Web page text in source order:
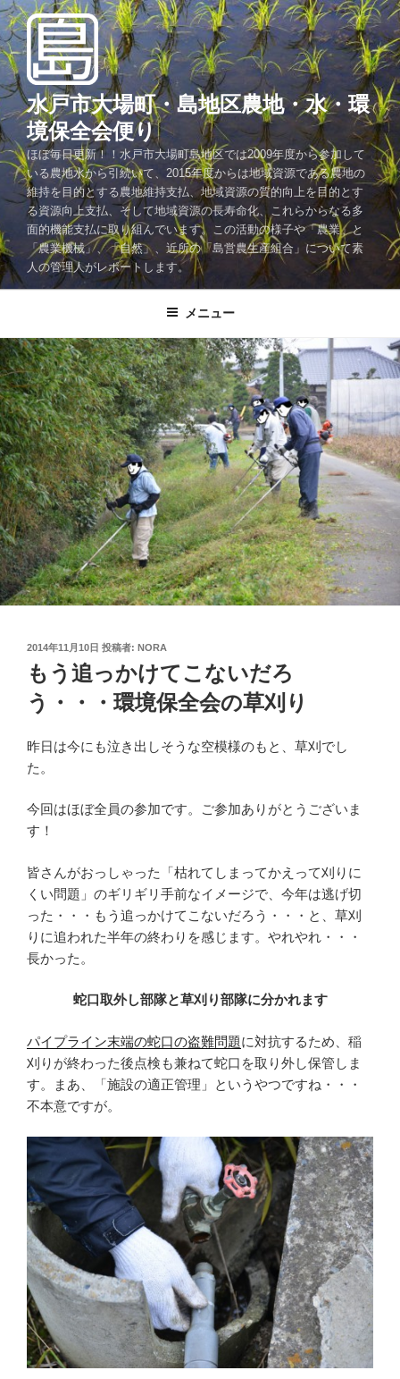
コ
ン
テ
ン
ツ
へ
ス
キ
プ
水戸市大場町・島地区農地・水・環
境保全会便り
ほぼ毎日更新！！水戸市大場町島地区では2009年度から参加して
いる農地水から引続いて、2015年度からは地域資源である農地の
維持を目的とする農地維持支払、地域資源の質的向上を目的とす
る資源向上支払、そして地域資源の長寿命化、これらからなる多
面的機能支払に取り組んでいます。この活動の様子や「農業」と
「農業機械」、「自然」、近所の「島営農生産組合」について素
人の管理人がレポートします。
メニュー
投
稿
日:
2014年11月10日 投稿者: NORA
もう追っかけてこないだろ
う・・・環境保全会の草刈り
昨日は今にも泣き出しそうな空模様のもと、草刈でし
た。
今回はほぼ全員の参加です。ご参加ありがとうございま
す！
皆さんがおっしゃった「枯れてしまってかえって刈りに
くい問題」のギリギリ手前なイメージで、今年は逃げ切
った・・・もう追っかけてこないだろう・・・と、草刈
りに追われた半年の終わりを感じます。やれやれ・・・
長かった。
蛇口取外し部隊と草刈り部隊に分かれます
パイプライン末端の蛇口の盗難問題に対抗するため、稲
刈りが終わった後点検も兼ねて蛇口を取り外し保管しま
す。まあ、「施設の適正管理」というやつですね・・・
不本意ですが。